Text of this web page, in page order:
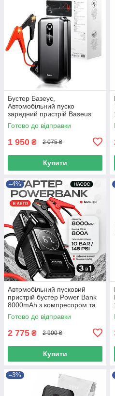
Бустер Базеус,
Автомобільний пуско
зарядний пристрій Baseus
Super Energy Air Car Jump
Starter 10 000 mAh Black
Готово до відправки
1 950 ₴ 2 075 ₴
Купити
–4%
Автомобільний пусковий
пристрій бустер Power Bank
8000mAh з компресором та
ліхтарем HOCO QS6 Чорний
Готово до відправки
2 775 ₴ 2 900 ₴
Купити
–3%